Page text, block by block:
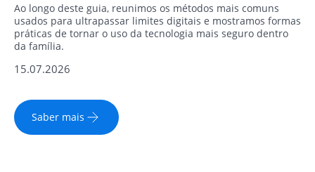
Ao longo deste guia, reunimos os métodos mais comuns
usados para ultrapassar limites digitais e mostramos formas
práticas de tornar o uso da tecnologia mais seguro dentro
da família.
15.07.2026
Saber mais